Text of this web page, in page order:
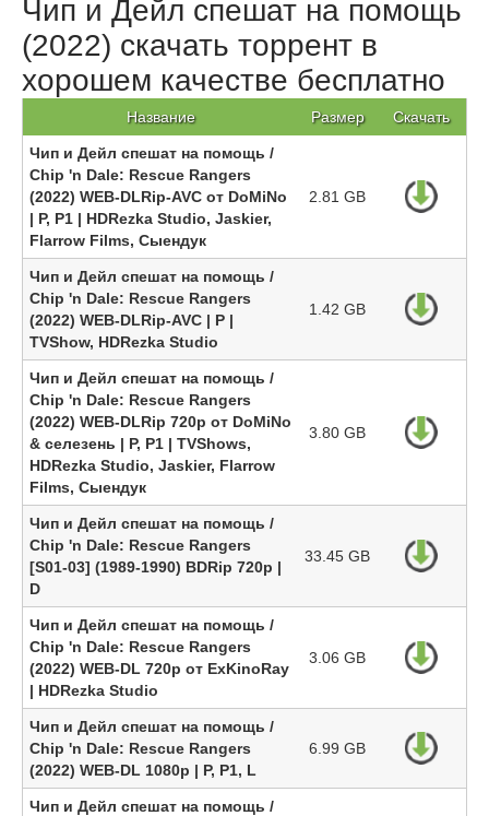
Чип и Дейл спешат на помощь
(2022) скачать торрент в
хорошем качестве бесплатно
Название Размер Скачать
Чип и Дейл спешат на помощь /
Chip 'n Dale: Rescue Rangers
(2022) WEB-DLRip-AVC от DoMiNo
| P, P1 | HDRezka Studio, Jaskier,
Flarrow Films, Сыендук
2.81 GB
Чип и Дейл спешат на помощь /
Chip 'n Dale: Rescue Rangers
(2022) WEB-DLRip-AVC | P |
TVShow, HDRezka Studio
1.42 GB
Чип и Дейл спешат на помощь /
Chip 'n Dale: Rescue Rangers
(2022) WEB-DLRip 720p от DoMiNo
& селезень | P, P1 | TVShows,
HDRezka Studio, Jaskier, Flarrow
Films, Сыендук
3.80 GB
Чип и Дейл спешат на помощь /
Chip 'n Dale: Rescue Rangers
[S01-03] (1989-1990) BDRip 720p |
D
33.45 GB
Чип и Дейл спешат на помощь /
Chip 'n Dale: Rescue Rangers
(2022) WEB-DL 720p от ExKinoRay
| HDRezka Studio
3.06 GB
Чип и Дейл спешат на помощь /
Chip 'n Dale: Rescue Rangers
(2022) WEB-DL 1080p | P, P1, L
6.99 GB
Чип и Дейл спешат на помощь /